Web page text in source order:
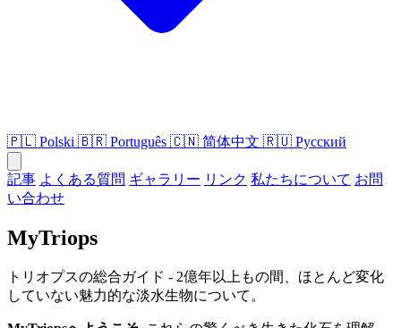
🇵🇱 Polski 🇧🇷 Português 🇨🇳 简体中文 🇷🇺 Русский
記事 よくある質問 ギャラリー リンク 私たちについて お問
い合わせ
MyTriops
トリオプスの総合ガイド - 2億年以上もの間、ほとんど変化
していない魅力的な淡水生物について。